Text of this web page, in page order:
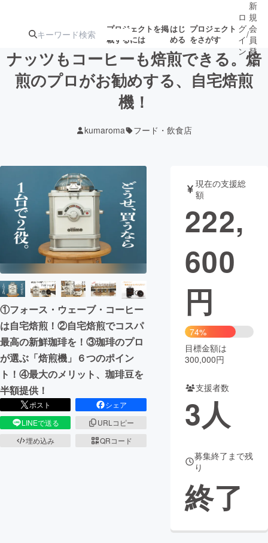
プロジェクトを掲
載するには
はじ
める
プロジェクト
をさがす
注目の新着プロ
テクノロジー・ガジェット
映像・映画 書籍・雑誌
ビジネス・起業 チャレンジ
まちづくり・地域活性化
CAMPFIRE for Social Good
CAMPFIRE Creation
CAMPFIREふるさと納税machi-ya コミュニティ
ロ
グ
イ
ン
/
新
規
会
員
登
録
ナッツもコーヒーも焙煎できる。焙
煎のプロがお勧めする、自宅焙煎
機！
kumaroma フード・飲食店
①フォース・ウェーブ・コーヒー
は自宅焙煎！②自宅焙煎でコスパ
最高の新鮮珈琲を！③珈琲のプロ
が選ぶ「焙煎機」６つのポイン
ト！④最大のメリット、珈琲豆を
半額提供！
ポスト
シェア
LINEで送る
URLコピー
埋め込み
QRコード
現在の支援総
額
222,
600
円
74%
目標金額は
300,000円
支援者数
3人
募集終了まで残
り
終了